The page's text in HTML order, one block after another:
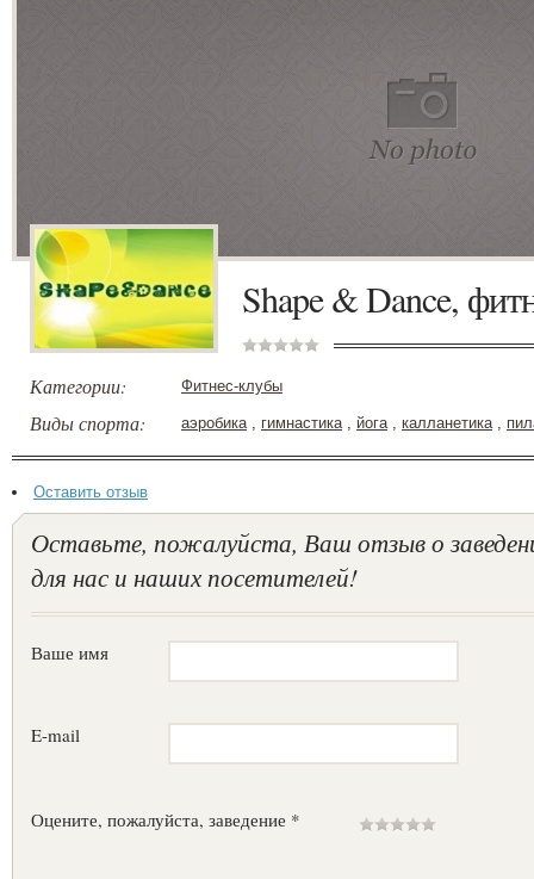
Shape & Dance,
Категории: Фитнес-клубы
Виды спорта: аэробика, гимнастика, йога, калланетика,
Оставить отзыв
Оставьте, пожалуйста, Ваш отзыв о
для нас и наших посетителей!
Ваше имя
E-mail
Оцените, пожалуйста, заведение *